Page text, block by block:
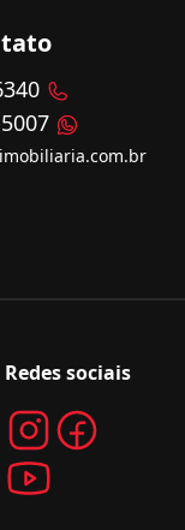
Redes sociais